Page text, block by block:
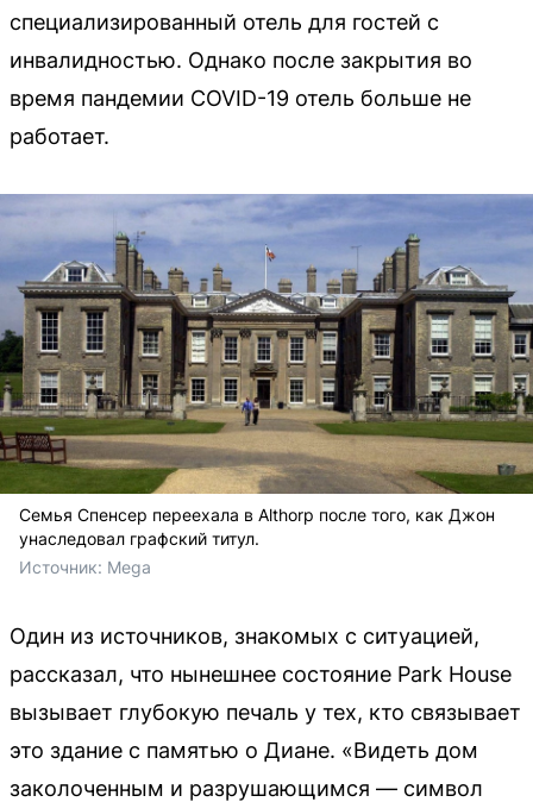
специализированный отель для гостей с
инвалидностью. Однако после закрытия во
время пандемии COVID-19 отель больше не
работает.
Семья Спенсер переехала в Althorp после того, как Джон
унаследовал графский титул.
Источник: Mega
Один из источников, знакомых с ситуацией,
рассказал, что нынешнее состояние Park House
вызывает глубокую печаль у тех, кто связывает
это здание с памятью о Диане. «Видеть дом
заколоченным и разрушающимся — символ